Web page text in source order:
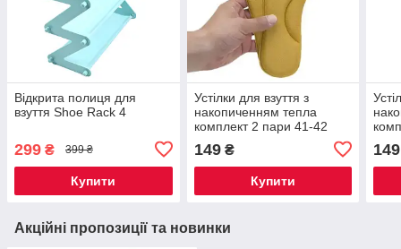
Відкрита полиця для
взуття Shoe Rack 4
299 ₴ 399 ₴
Купити
Устілки для взуття з
накопиченням тепла
комплект 2 пари 41-42
149₴
Купити
149
Акційні пропозиції та новинки